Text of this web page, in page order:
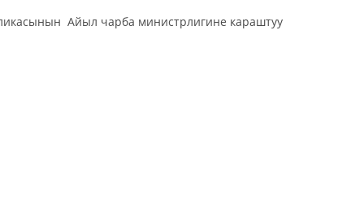
Айыл чарба министрлигине караштуу